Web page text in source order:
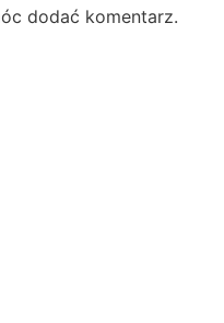
dodać komentarz.